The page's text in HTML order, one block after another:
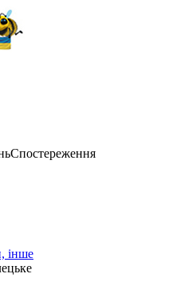
Спостереження
інше